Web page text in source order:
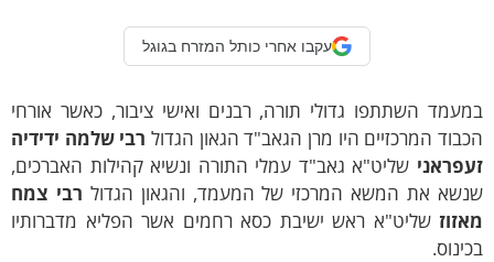
עקבו אחרי כותל המזרח בגוגל
השתתפו גדולי תורה, רבנים ואישי ציבור, כאשר אורחי
המרכזיים היו מרן הגאב"ד הגאון הגדולרבי שלמה ידידיה
שליט"א גאב"ד עמלי התורה ונשיא קהילות האברכים,
את המשא המרכזי של המעמד, והגאון הגדולרבי צמח
שליט"א ראש ישיבת כסא רחמים אשר הפליא מדברותיו